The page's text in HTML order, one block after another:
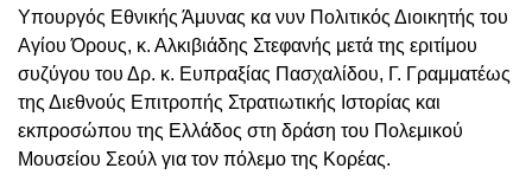
Υπουργός Εθνικής Άμυνας κα νυν Πολιτικός Διοικητής του
Αγίου Όρους, κ. Αλκιβιάδης Στεφανής μετά της εριτίμου
συζύγου του Δρ. κ. Ευπραξίας Πασχαλίδου, Γ. Γραμματέως
της Διεθνούς Επιτροπής Στρατιωτικής Ιστορίας και
εκπροσώπου της Ελλάδος στη δράση του Πολεμικού
Μουσείου Σεούλ για τον πόλεμο της Κορέας.